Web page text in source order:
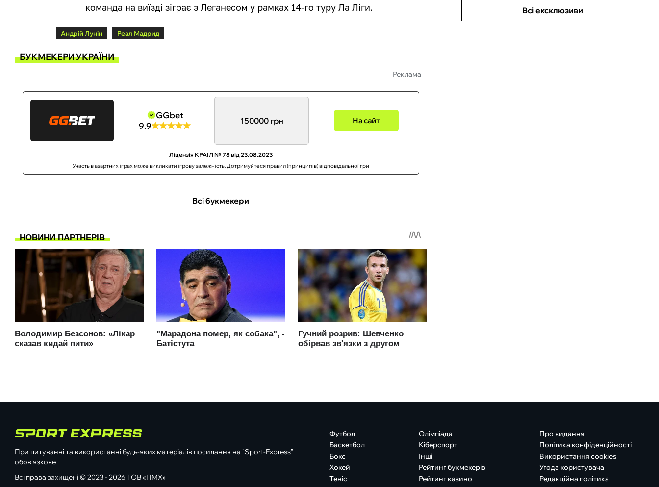
команда на виїзді зіграє з Леганесом у рамках 14-го туру Ла Ліги.
Андрій Лунін Реал Мадрид
БУКМЕКЕРИ УКРАЇНИ
Реклама
GGbet
9.9
150000 грн На сайт
Ліцензія КРАІЛ № 78 від 23.08.2023
Участь в азартних іграх може викликати ігрову залежність. Дотримуйтеся правил (принципів) відповідальної гри
Всі букмекери
Всі ексклюзиви
При цитуванні та використанні будь-яких матеріалів посилання на "Sport-Express"
обов'язкове
Всі права захищені © 2023 - 2026 ТОВ «ПМХ»
Футбол
Баскетбол
Бокс
Хокей
Теніс
Олімпіада
Кіберспорт
Інші
Рейтинг букмекерів
Рейтинг казино
Про видання
Політика конфіденційності
Використання cookies
Угода користувача
Редакційна політика